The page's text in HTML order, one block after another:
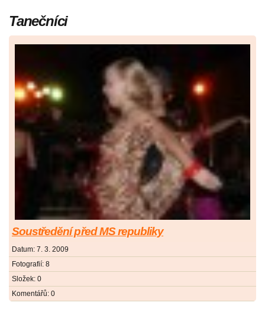
Tanečníci
Soustředění před MS republiky
Datum: 7. 3. 2009
Fotografií: 8
Složek: 0
Komentářů: 0